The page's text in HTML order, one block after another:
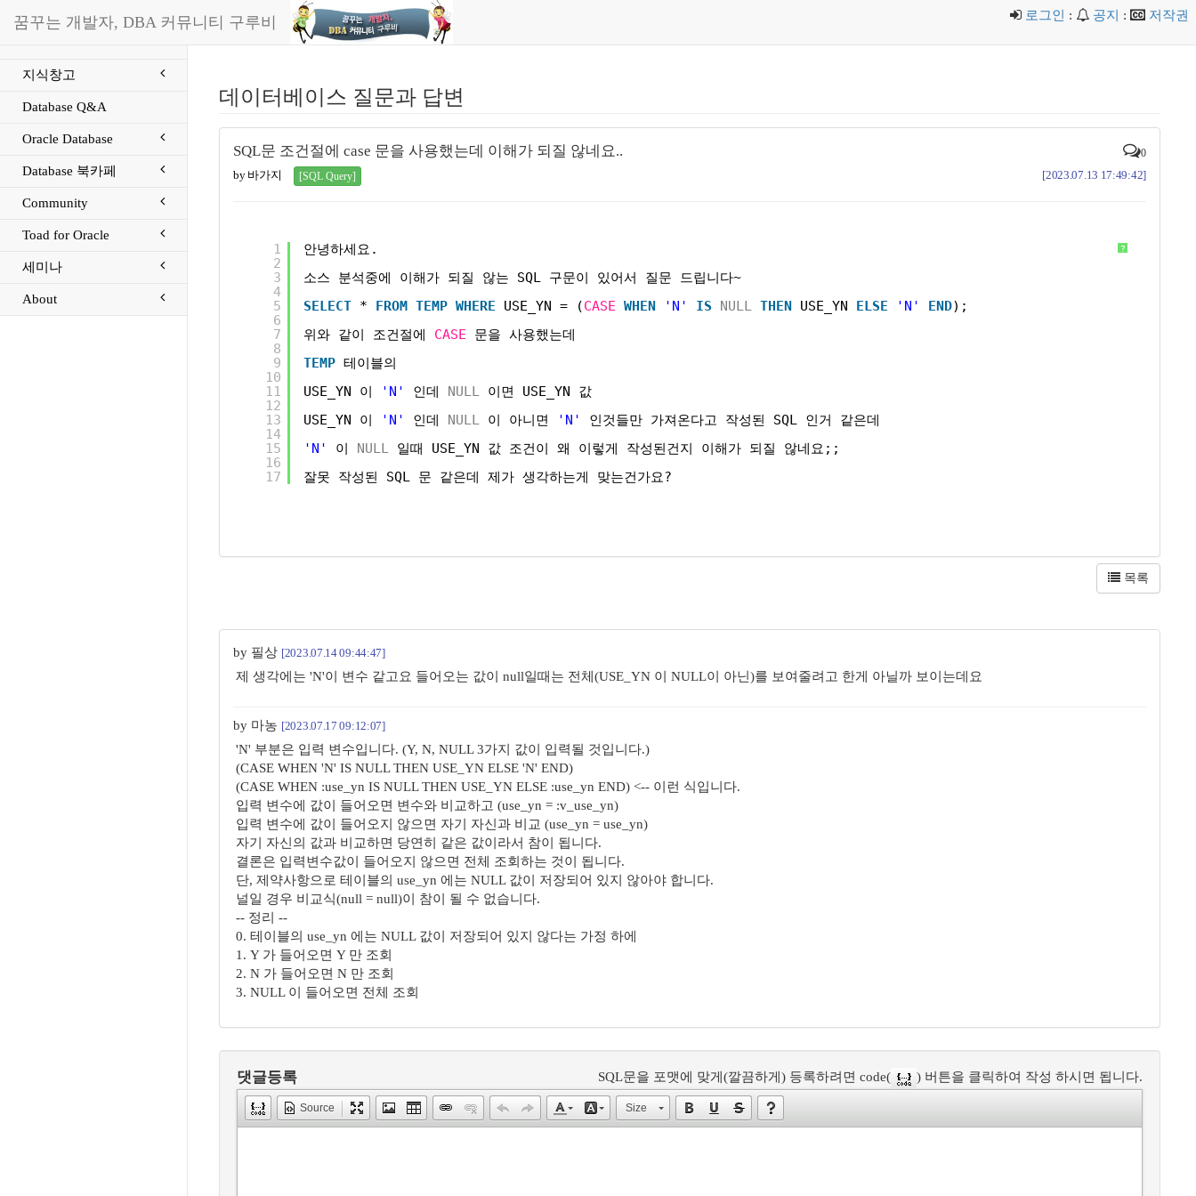
꿈꾸는 개발자, DBA 커뮤니티 구루비 로그인 : 공지 : 저작권
지식창고
Database Q&A
Oracle Database
Database 북카페
Community
Toad for Oracle
세미나
About
데이터베이스 질문과 답변
SQL문 조건절에 case 문을 사용했는데 이해가 되질 않네요.. 0
by 바가지 [SQL Query] [2023.07.13 17:49:42]
?
1
2
3
4
5
6
7
8
9
10
11
12
13
14
15
16
17
안녕하세요.
소스 분석중에 이해가 되질 않는 SQL 구문이 있어서 질문 드립니다~
SELECT * FROM TEMP WHERE USE_YN = (CASE WHEN 'N' IS NULL THEN USE_YN ELSE 'N' END);
위와 같이 조건절에 CASE
문을 사용했는데
TEMP 테이블의
USE_YN 이
'N' 인데 NULL 이면 USE_YN 값
USE_YN 이
'N' 인데 NULL 이 아니면 'N'
인것들만 가져온다고 작성된 SQL 인거 같은데
'N'
이 NULL 일때 USE_YN 값 조건이 왜 이렇게 작성된건지 이해가 되질 않네요;;
잘못 작성된 SQL 문 같은데 제가 생각하는게 맞는건가요?
목록
by 필상 [2023.07.14 09:44:47]
제 생각에는 'N'이 변수 같고요 들어오는 값이 null일때는 전체(USE_YN 이 NULL이 아닌)를 보여줄려고 한게 아닐까 보이는데요
by 마농 [2023.07.17 09:12:07]
'N' 부분은 입력 변수입니다. (Y, N, NULL 3가지 값이 입력될 것입니다.)
(CASE WHEN 'N' IS NULL THEN USE_YN ELSE 'N' END)
(CASE WHEN :use_yn IS NULL THEN USE_YN ELSE :use_yn END) <-- 이런 식입니다.
입력 변수에 값이 들어오면 변수와 비교하고 (use_yn = :v_use_yn)
입력 변수에 값이 들어오지 않으면 자기 자신과 비교 (use_yn = use_yn)
자기 자신의 값과 비교하면 당연히 같은 값이라서 참이 됩니다.
결론은 입력변수값이 들어오지 않으면 전체 조회하는 것이 됩니다.
단, 제약사항으로 테이블의 use_yn 에는 NULL 값이 저장되어 있지 않아야 합니다.
널일 경우 비교식(null = null)이 참이 될 수 없습니다.
-- 정리 --
0. 테이블의 use_yn 에는 NULL 값이 저장되어 있지 않다는 가정 하에
1. Y 가 들어오면 Y 만 조회
2. N 가 들어오면 N 만 조회
3. NULL 이 들어오면 전체 조회
댓글등록 SQL문을 포맷에 맞게(깔끔하게) 등록하려면 code( ) 버튼을 클릭하여 작성 하시면 됩니다.
Source Size